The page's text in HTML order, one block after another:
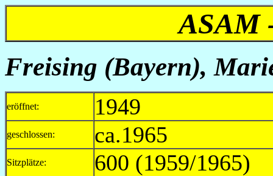
ASAM
Freising (Bayern),
eröffnet: 1949
geschlossen: ca.1965
Sitzplätze: 600 (1959/1965)